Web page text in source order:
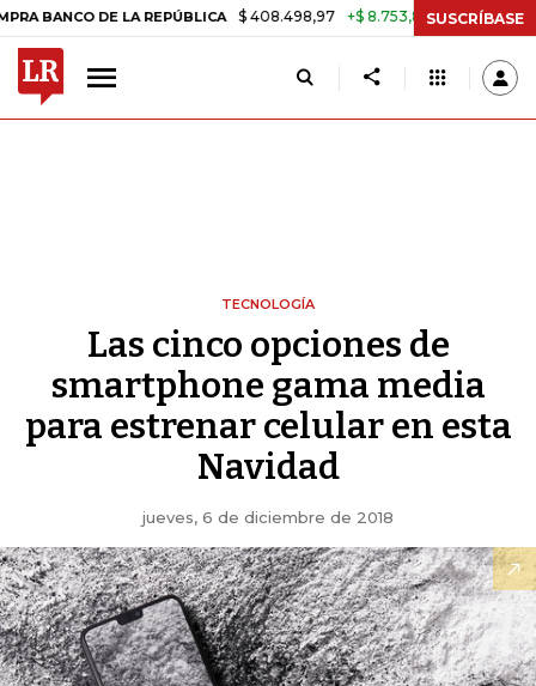
DE LA REPÚBLICA $ 408.498,97 +$ 8.753,81 +2,19% TASA DE
SUSCRÍBASE
TECNOLOGÍA
Las cinco opciones de
smartphone gama media
para estrenar celular en esta
Navidad
jueves, 6 de diciembre de 2018